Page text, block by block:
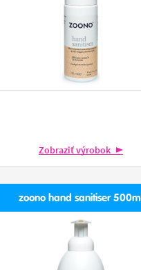
Zobraziť výrobok
zoono hand sanitiser